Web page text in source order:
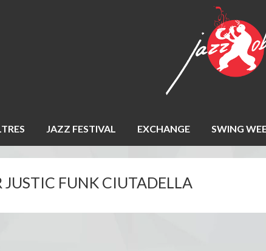
JAZZ FESTIVAL EXCHANGE SWING
JUSTIC FUNK CIUTADELLA